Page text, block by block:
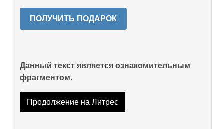
ПОЛУЧИТЬ ПОДАРОК
Данный текст является ознакомительным
фрагментом.
Продолжение на Литрес